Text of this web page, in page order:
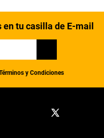
tu casilla de E-mail
y Condiciones